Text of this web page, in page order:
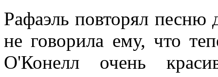
Рафаэль повторял
не говорила ему, что
О'Конелл очень